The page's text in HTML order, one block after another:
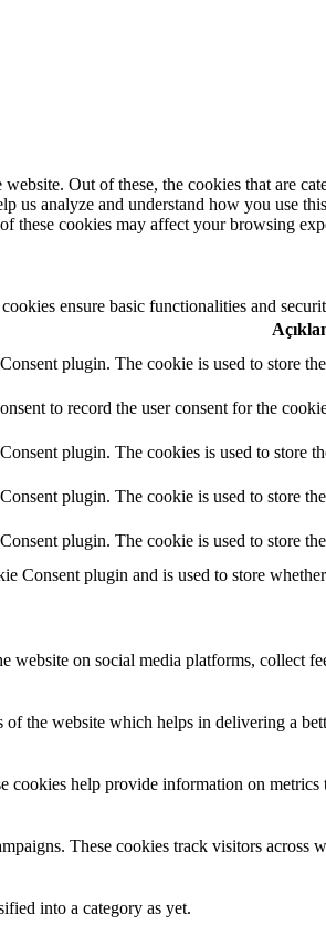
Out of these, the cookies that are
us analyze and understand how you use
these cookies may affect your browsing
ensure basic functionalities and
plugin. The cookie is used to store
to record the user consent for the
plugin. The cookies is used to store
plugin. The cookie is used to store
plugin. The cookie is used to store
Consent plugin and is used to store
on social media platforms, collect
the website which helps in delivering a
help provide information on
These cookies track visitors across
into a category as yet.